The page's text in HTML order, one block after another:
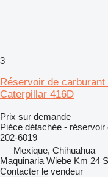
3
Réservoir de
Caterpillar 416D
Prix sur demande
Pièce détachée - réservoir
202-6019
Mexique, Chihuahua
Maquinaria Wiebe Km 24
Contacter le vendeur